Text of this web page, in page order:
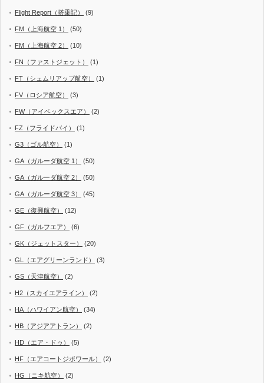
Flight Report（搭乗記） (9)
FM（上海航空 1） (50)
FM（上海航空 2） (10)
FN（ファストジェット） (1)
FT（シェムリアップ航空） (1)
FV（ロシア航空） (3)
FW（アイベックスエア） (2)
FZ（フライドバイ） (1)
G3（ゴル航空） (1)
GA（ガルーダ航空 1） (50)
GA（ガルーダ航空 2） (50)
GA（ガルーダ航空 3） (45)
GE（復興航空） (12)
GF（ガルフエア） (6)
GK（ジェットスター） (20)
GL（エアグリーンランド） (3)
GS（天津航空） (2)
H2（スカイエアライン） (2)
HA（ハワイアン航空） (34)
HB（アジアアトラン） (2)
HD（エア・ドゥ） (5)
HF（エアコートジボワール） (2)
HG（ニキ航空） (2)